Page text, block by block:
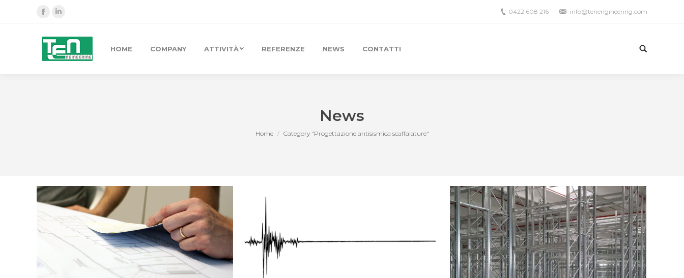
Facebook
Linkedin
0422 608 216 info@tenengineering.com
HOME COMPANY ATTIVITÀ REFERENZE NEWS CONTATTI Search:
News
Home Category "Progettazione antisismica scaffalature"